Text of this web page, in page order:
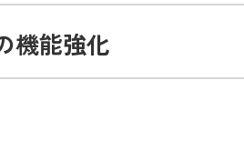
機能強化